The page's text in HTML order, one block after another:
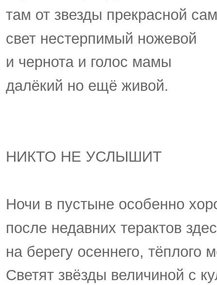
там от звезды прекрасной
свет нестерпимый ножевой
и чернота и голос мамы
далёкий но ещё живой.
НИКТО НЕ УСЛЫШИТ
Ночи в пустыне особенно
после недавних терактов
на берегу осеннего, тёплого
Светят звёзды величиной с